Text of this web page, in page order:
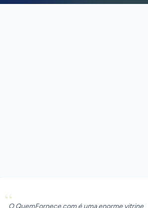
“O QuemFornece.com é uma enorme vitrine